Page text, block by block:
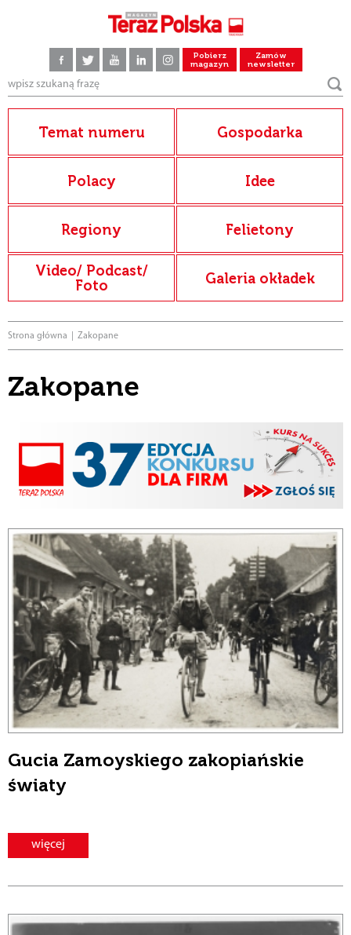
Pobierz
magazyn
Zamów
newsletter
Temat numeru Gospodarka
Polacy Idee
Regiony Felietony
Video/ Podcast/
Foto
Galeria okładek
Strona główna Zakopane
Zakopane
Gucia Zamoyskiego zakopiańskie
światy
więcej